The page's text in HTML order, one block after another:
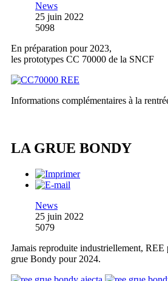
News
25 juin 2022
5098
En préparation pour 2023,
les prototypes CC 70000 de la SNCF
Informations complémentaires à la
LA GRUE BONDY
News
25 juin 2022
5079
Jamais reproduite industriellement, REE
grue Bondy pour 2024.